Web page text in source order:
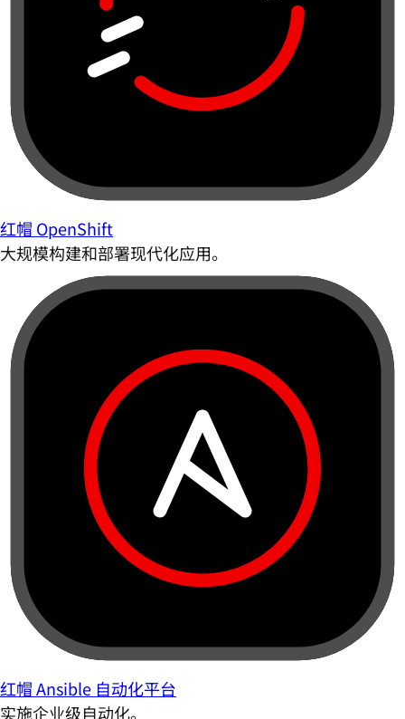
红帽 OpenShift
大规模构建和部署现代化应用。
红帽 Ansible 自动化平台
实施企业级自动化。